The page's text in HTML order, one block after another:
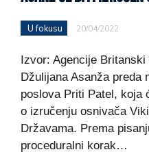
U fokusu 20/04/2022
Izvor: Agencije
Džulijana Asanža preda
poslova Priti Patel, koja
o izručenju osnivača
Državama. Prema
proceduralni korak…